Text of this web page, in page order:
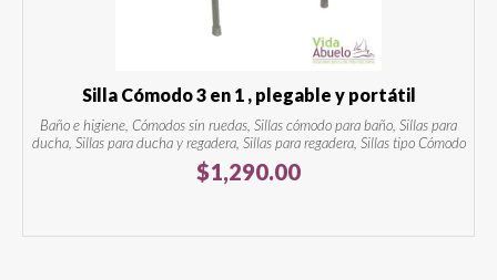
Silla Cómodo 3 en 1 , plegable y portátil
Baño e higiene, Cómodos sin ruedas, Sillas cómodo para baño, Sillas para
ducha, Sillas para ducha y regadera, Sillas para regadera, Sillas tipo Cómodo
$1,290.00